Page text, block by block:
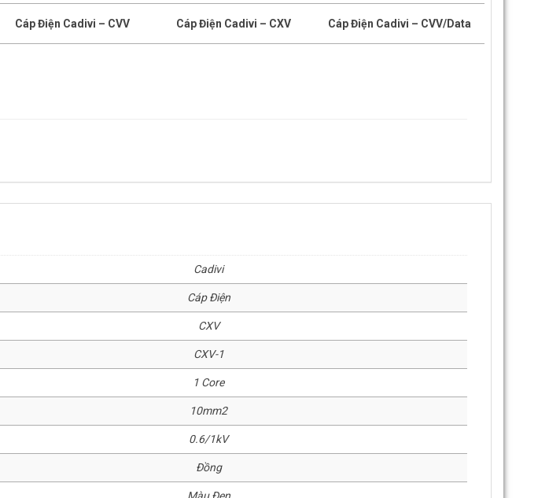
Cáp Điện Cadivi – CVV Cáp Điện Cadivi – CXV Cáp Điện Cadivi – CVV/Data
Cadivi
Cáp Điện
CXV
CXV-1
1 Core
10mm2
0.6/1kV
Đồng